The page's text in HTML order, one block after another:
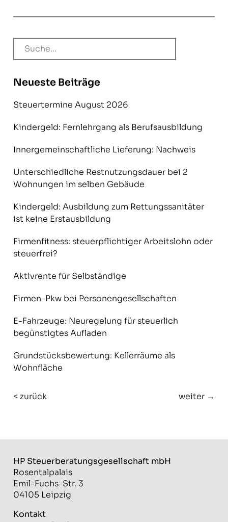
Neueste Beiträge
Steuertermine August 2026
Kindergeld: Fernlehrgang als Berufsausbildung
Innergemeinschaftliche Lieferung: Nachweis
Unterschiedliche Restnutzungsdauer bei 2
Wohnungen im selben Gebäude
Kindergeld: Ausbildung zum Rettungssanitäter
ist keine Erstausbildung
Firmenfitness: steuerpflichtiger Arbeitslohn oder
steuerfrei?
Aktivrente für Selbständige
Firmen-Pkw bei Personengesellschaften
E-Fahrzeuge: Neuregelung für steuerlich
begünstigtes Aufladen
Grundstücksbewertung: Kellerräume als
Wohnfläche
< zurück weiter →
HP Steuerberatungs­gesellschaft mbH
Rosentalpalais
Emil-Fuchs-Str. 3
04105 Leipzig
Kontakt